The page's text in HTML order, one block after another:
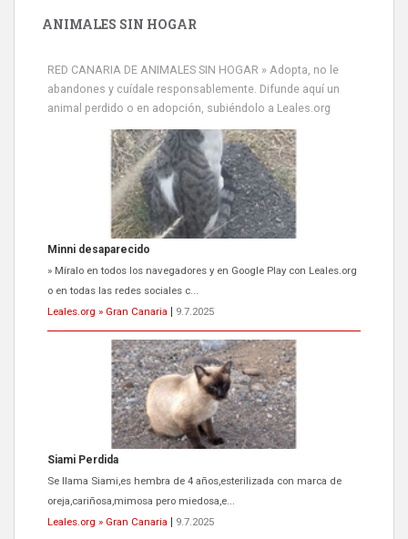
ANIMALES SIN HOGAR
RED CANARIA DE ANIMALES SIN HOGAR » Adopta, no le
abandones y cuídale responsablemente. Difunde aquí un
animal perdido o en adopción, subiéndolo a Leales.org
Siami Perdida
Se llama Siami,es hembra de 4 años,esterilizada con marca de
oreja,cariñosa,mimosa pero miedosa,e...
Leales.org » Gran Canaria
9.7.2025
ADOPCIÓN URGENTE GATA TEROR GRAN CANARIA
El ayuntamiento se va a llevar a Los Gatos callejeros de la zona los
próximos días, ella incluida...
Leales.org » Gran Canaria
9.7.2025